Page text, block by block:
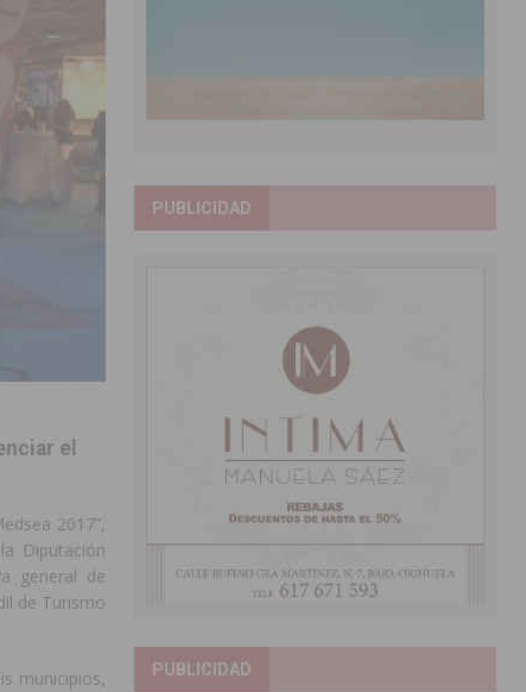
el
2017”,
Diputación
general de
de Turismo
municipios,
PUBLICIDAD
PUBLICIDAD